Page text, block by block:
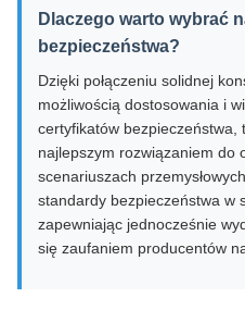
Dlaczego warto wybrać
bezpieczeństwa?
Dzięki połączeniu solidnej
możliwością dostosowania i
certyfikatów bezpieczeństwa,
najlepszym rozwiązaniem do
scenariuszach
standardy bezpieczeństwa w
zapewniając jednocześnie
się zaufaniem producentów